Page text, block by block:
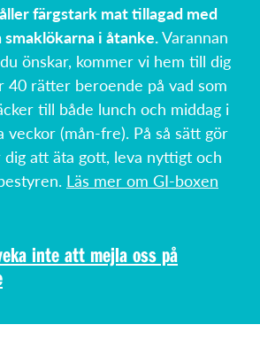
färgstark mat tillagad med
smaklökarna i åtanke.Varannan
önskar, kommer vi hem till dig
40 rätter beroende på vad som
till både lunch och middag i
veckor (mån-fre). På så sätt gör
att äta gott, leva nyttigt och
Läs mer om GI-boxen
inte att mejla oss på